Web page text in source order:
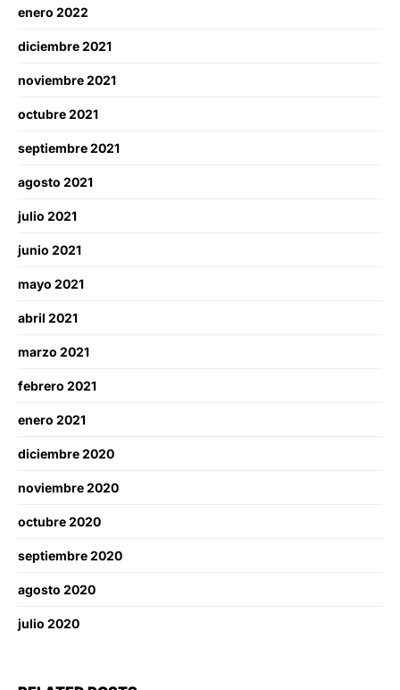
enero 2022
diciembre 2021
noviembre 2021
octubre 2021
septiembre 2021
agosto 2021
julio 2021
junio 2021
mayo 2021
abril 2021
marzo 2021
febrero 2021
enero 2021
diciembre 2020
noviembre 2020
octubre 2020
septiembre 2020
agosto 2020
julio 2020